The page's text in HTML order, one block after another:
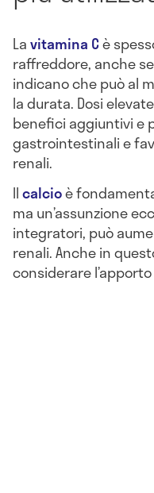
Lavitamina Cè
raffreddore, anche
indicano che può al
la durata. Dosi
benefici aggiuntivi e
gastrointestinali e
renali.
Ilcalcioè
ma un’assunzione
integratori, può
renali. Anche in
considerare